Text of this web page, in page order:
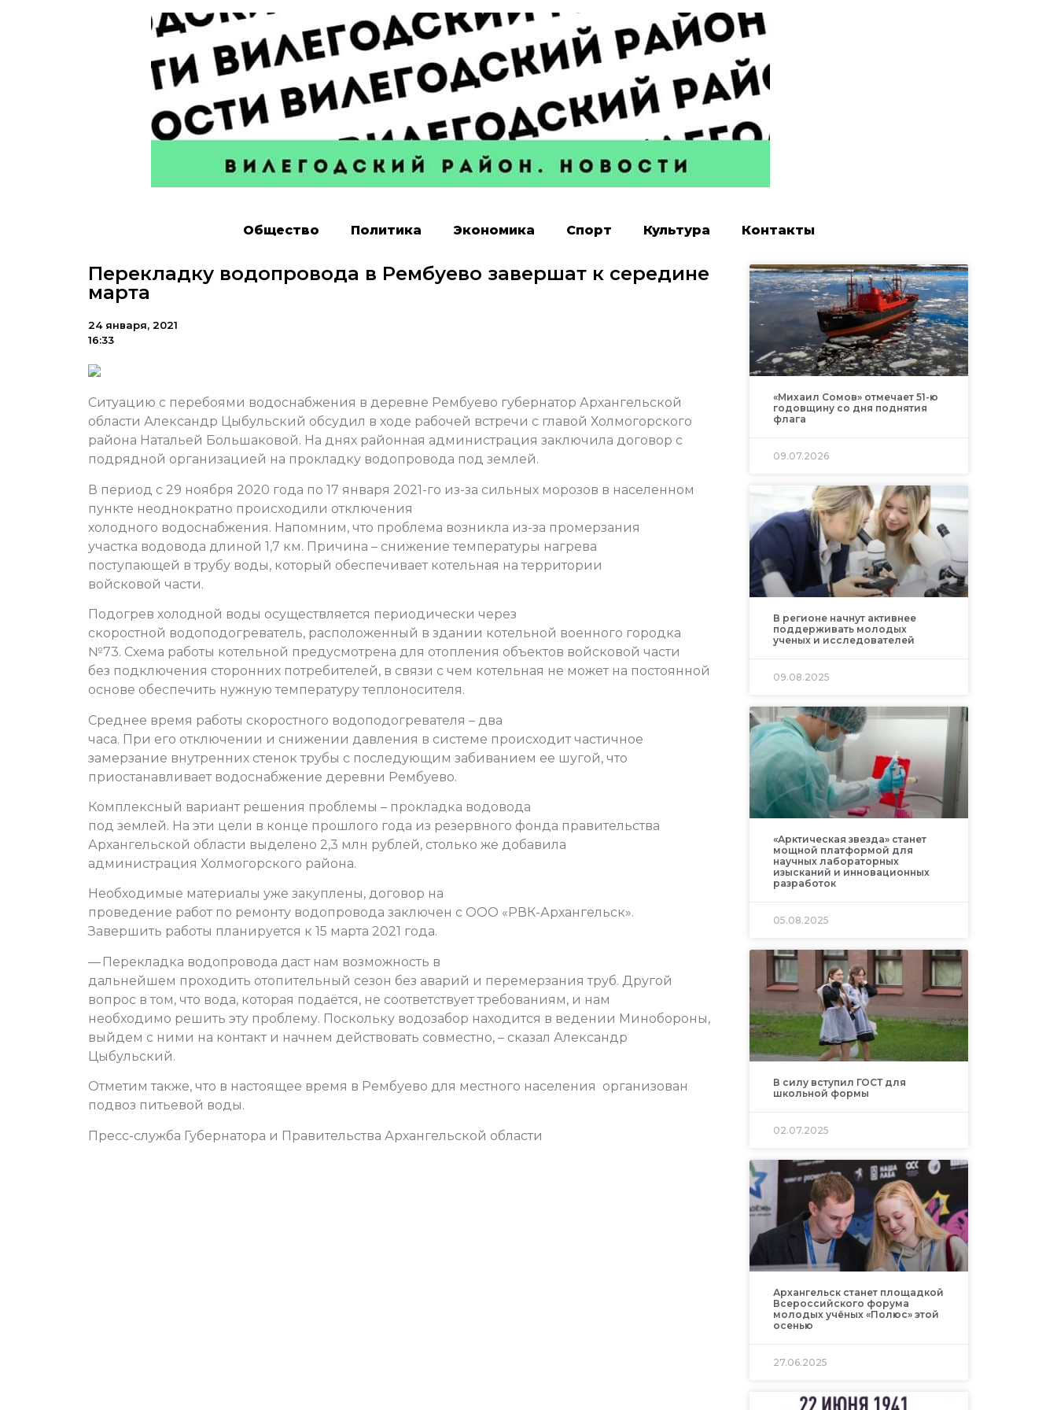
Общество Политика Экономика Спорт Культура Контакты
Перекладку водопровода в Рембуево завершат к середине
марта
24 января, 2021
16:33
Ситуацию с перебоями водоснабжения в деревне Рембуево губернатор Архангельской
области Александр Цыбульский обсудил в ходе рабочей встречи с главой Холмогорского
района Натальей Большаковой. На днях районная администрация заключила договор с
подрядной организацией на прокладку водопровода под землей.
В период с 29 ноября 2020 года по 17 января 2021-го из-за сильных морозов в населенном
пункте неоднократно происходили отключения
холодного водоснабжения. Напомним, что проблема возникла из-за промерзания
участка водовода длиной 1,7 км. Причина – снижение температуры нагрева
поступающей в трубу воды, который обеспечивает котельная на территории
войсковой части.
Подогрев холодной воды осуществляется периодически через
скоростной водоподогреватель, расположенный в здании котельной военного городка
№73. Схема работы котельной предусмотрена для отопления объектов войсковой части
без подключения сторонних потребителей, в связи с чем котельная не может на постоянной
основе обеспечить нужную температуру теплоносителя.
Среднее время работы скоростного водоподогревателя – два
часа. При его отключении и снижении давления в системе происходит частичное
замерзание внутренних стенок трубы с последующим забиванием ее шугой, что
приостанавливает водоснабжение деревни Рембуево.
Комплексный вариант решения проблемы – прокладка водовода
под землей. На эти цели в конце прошлого года из резервного фонда правительства
Архангельской области выделено 2,3 млн рублей, столько же добавила
администрация Холмогорского района.
Необходимые материалы уже закуплены, договор на
проведение работ по ремонту водопровода заключен с ООО «РВК-Архангельск».
Завершить работы планируется к 15 марта 2021 года.
— Перекладка водопровода даст нам возможность в
дальнейшем проходить отопительный сезон без аварий и перемерзания труб. Другой
вопрос в том, что вода, которая подаётся, не соответствует требованиям, и нам
необходимо решить эту проблему. Поскольку водозабор находится в ведении Минобороны,
выйдем с ними на контакт и начнем действовать совместно, – сказал Александр
Цыбульский.
Отметим также, что в настоящее время в Рембуево для местного населения организован
подвоз питьевой воды.
Пресс-служба Губернатора и Правительства Архангельской области
«Михаил Сомов» отмечает 51-ю
годовщину со дня поднятия
флага
09.07.2026
В регионе начнут активнее
поддерживать молодых
ученых и исследователей
09.08.2025
«Арктическая звезда» станет
мощной платформой для
научных лабораторных
изысканий и инновационных
разработок
05.08.2025
В силу вступил ГОСТ для
школьной формы
02.07.2025
Архангельск станет площадкой
Всероссийского форума
молодых учёных «Полюс» этой
осенью
27.06.2025